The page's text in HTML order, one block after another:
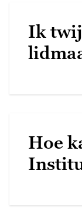
Ik
Hoe